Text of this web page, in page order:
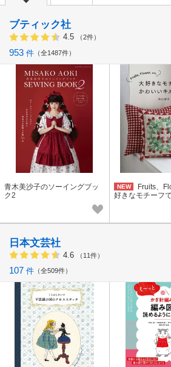
ブティック社
4.5 （2件）
953 件 全1487件
青木美沙子のソーイングブッ
ク2
NEW
Fruits、
好きなモチーフ
日本文芸社
4.6 （11件）
107 件 全509件